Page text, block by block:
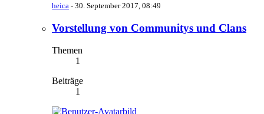
heica - 30. September 2017, 08:49
Vorstellung von Communitys und Clans
Themen
1
Beiträge
1